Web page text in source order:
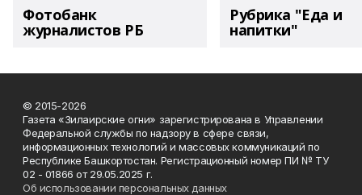
Фотобанк
журналистов РБ
Рубрика "Еда и
напитки"
© 2015-2026
Газета «Зилаирские огни» зарегистрирована в Управлении
Федеральной службы по надзору в сфере связи,
информационных технологий и массовых коммуникаций по
Республике Башкортостан. Регистрационный номер ПИ № ТУ
02 - 01866 от 29.05.2025 г.
Об использовании персональных данных